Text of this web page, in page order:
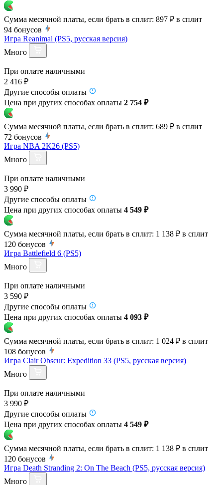
Сумма месячной платы, если брать в сплит: 897 ₽ в сплит
94 бонусов
Игра Reanimal (PS5, русская версия)
Много
При оплате наличными
2 416 ₽
Другие способы оплаты
Цена при других способах оплаты 2 754 ₽
Сумма месячной платы, если брать в сплит: 689 ₽ в сплит
72 бонусов
Игра NBA 2K26 (PS5)
Много
При оплате наличными
3 990 ₽
Другие способы оплаты
Цена при других способах оплаты 4 549 ₽
Сумма месячной платы, если брать в сплит: 1 138 ₽ в сплит
120 бонусов
Игра Battlefield 6 (PS5)
Много
При оплате наличными
3 590 ₽
Другие способы оплаты
Цена при других способах оплаты 4 093 ₽
Сумма месячной платы, если брать в сплит: 1 024 ₽ в сплит
108 бонусов
Игра Clair Obscur: Expedition 33 (PS5, русская версия)
Много
При оплате наличными
3 990 ₽
Другие способы оплаты
Цена при других способах оплаты 4 549 ₽
Сумма месячной платы, если брать в сплит: 1 138 ₽ в сплит
120 бонусов
Игра Death Stranding 2: On The Beach (PS5, русская версия)
Много